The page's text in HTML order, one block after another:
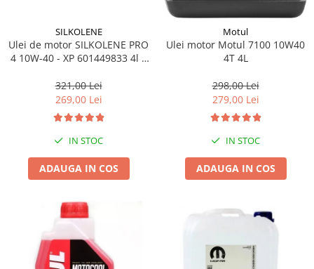
SILKOLENE
Ulei de motor SILKOLENE PRO
4 10W-40 - XP 601449833 4l +
321,00 Lei
269,00 Lei
IN STOC
ADAUGA IN COS
Motul
Ulei motor Motul 7100 10W40
4T 4L
298,00 Lei
279,00 Lei
IN STOC
ADAUGA IN COS